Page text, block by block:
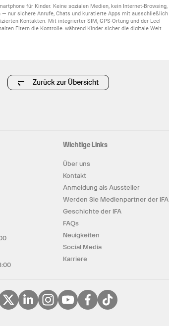
für Kinder. Keine sozialen Medien, kein Internet-Browsing,
— nur sichere Anrufe, Chats und kuratierte Apps mit ausschließlich
Kontakten. Mit integrierter SIM, GPS-Ortung und der Leel
Eltern die Kontrolle, während Kinder sicher die digitale Welt
GPS-Tracker für Haustiere jeder Größe. Sehen Sie den Live-
Tieres auf Ihrem Smartphone und werden Sie sofort benachrichtigt,
Zurück zur Übersicht
Wichtige Links
Über uns
Kontakt
Anmeldung als Aussteller
Werden Sie Medienpartner der IFA
Geschichte der IFA
FAQs
Neuigkeiten
Social Media
Karriere